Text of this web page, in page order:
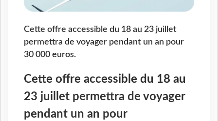
Cette offre accessible du 18 au 23 juillet
permettra de voyager pendant un an pour
30 000 euros.
Cette offre accessible du 18 au
23 juillet permettra de voyager
pendant un an pour